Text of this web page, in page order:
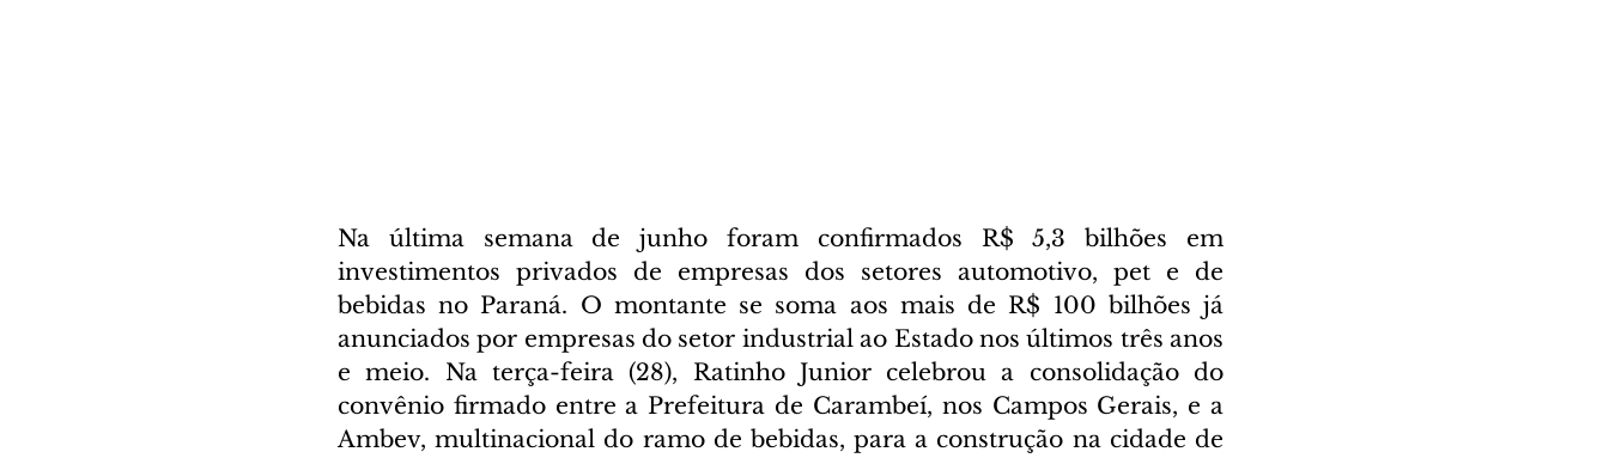
Na última semana de junho foram confirmados R$ 5,3 bilhões em
investimentos privados de empresas dos setores automotivo, pet e de
bebidas no Paraná. O montante se soma aos mais de R$ 100 bilhões já
anunciados por empresas do setor industrial ao Estado nos últimos três anos
e meio. Na terça-feira (28), Ratinho Junior celebrou a consolidação do
convênio firmado entre a Prefeitura de Carambeí, nos Campos Gerais, e a
Ambev, multinacional do ramo de bebidas, para a construção na cidade de